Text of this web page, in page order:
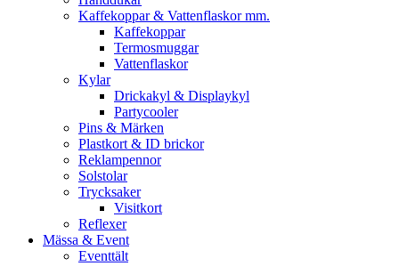
Kaffekoppar & Vattenflaskor mm.
Kaffekoppar
Termosmuggar
Vattenflaskor
Kylar
Drickakyl & Displaykyl
Partycooler
Pins & Märken
Plastkort & ID brickor
Reklampennor
Solstolar
Trycksaker
Visitkort
Reflexer
Mässa & Event
Eventtält